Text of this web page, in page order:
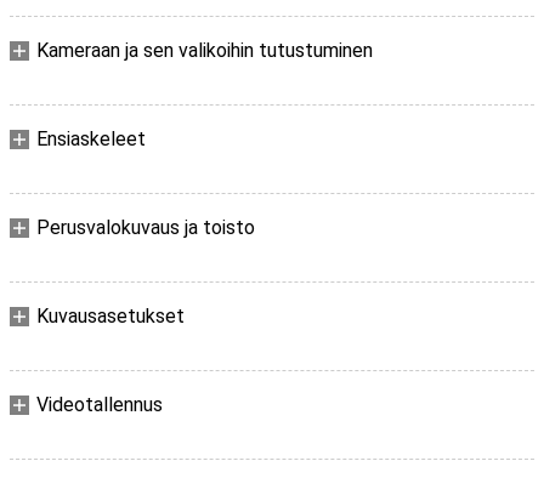
Kameraan ja sen valikoihin tutustuminen
Ensiaskeleet
Perusvalokuvaus ja toisto
Kuvausasetukset
Videotallennus